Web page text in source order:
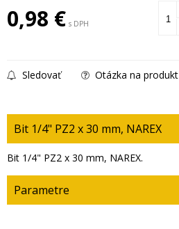
0,98 € s DPH
Sledovať Otázka na produkt
Bit 1/4" PZ2 x 30 mm, NAREX
Bit 1/4" PZ2 x 30 mm, NAREX.
Parametre